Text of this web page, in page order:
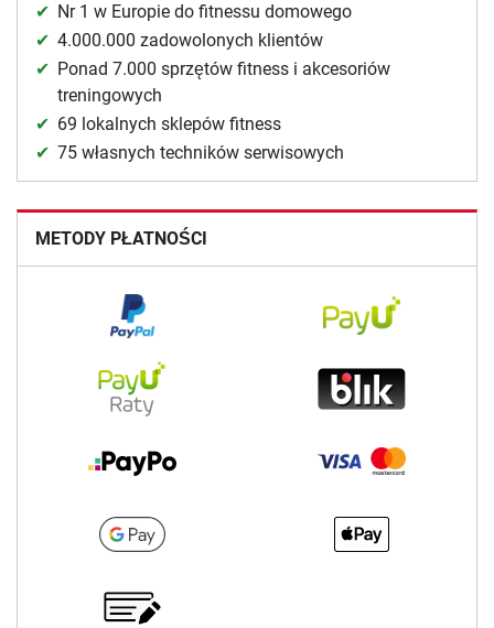
Nr 1 w Europie do fitnessu domowego
4.000.000 zadowolonych klientów
Ponad 7.000 sprzętów fitness i akcesoriów
treningowych
69 lokalnych sklepów fitness
75 własnych techników serwisowych
METODY PŁATNOŚCI